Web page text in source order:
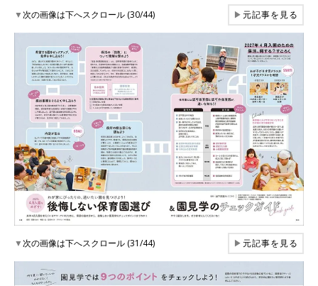
▼次の画像は下へスクロール (30/44) ▶元記事を見る
▼次の画像は下へスクロール (31/44) ▶元記事を見る